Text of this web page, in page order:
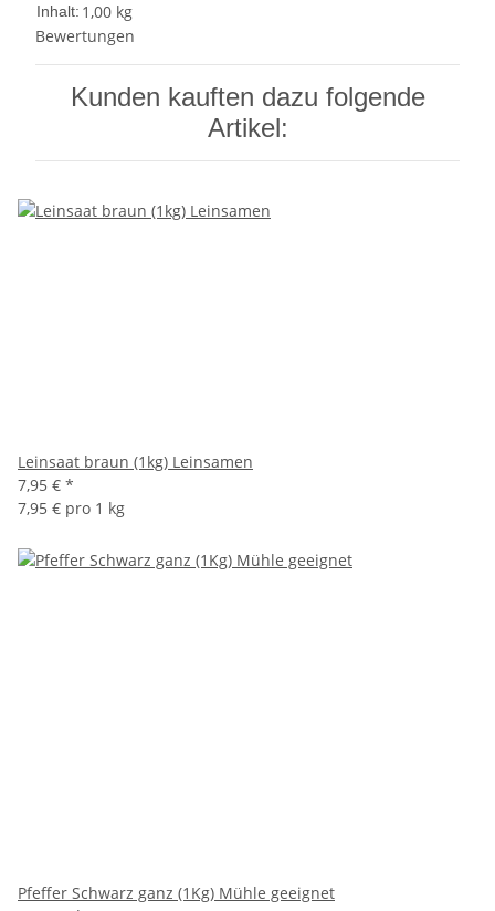
Inhalt: 1,00 kg
Bewertungen
Kunden kauften dazu folgende
Artikel:
Leinsaat braun (1kg) Leinsamen
7,95 € *
7,95 € pro 1 kg
Pfeffer Schwarz ganz (1Kg) Mühle geeignet